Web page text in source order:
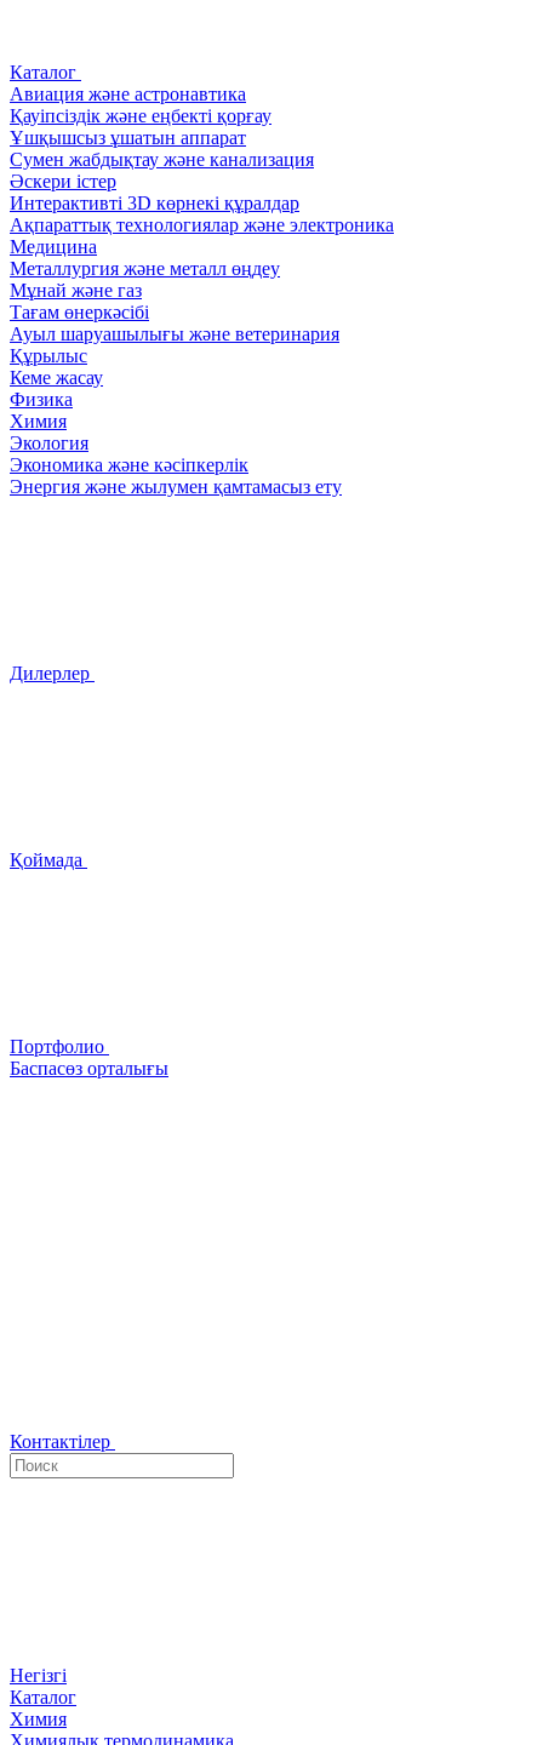
Каталог
Авиация және астронавтика
Қауіпсіздік және еңбекті қорғау
Ұшқышсыз ұшатын аппарат
Сумен жабдықтау және канализация
Әскери істер
Интерактивті 3D көрнекі құралдар
Ақпараттық технологиялар және электроника
Медицина
Металлургия және металл өңдеу
Мұнай және газ
Тағам өнеркәсібі
Ауыл шаруашылығы және ветеринария
Құрылыс
Кеме жасау
Физика
Химия
Экология
Экономика және кәсіпкерлік
Энергия және жылумен қамтамасыз ету
Дилерлер
Қоймада
Портфолио
Баспасөз орталығы
Контактілер
Негізгі
Каталог
Химия
Химиялық термодинамика